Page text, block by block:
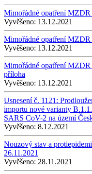
Mimořádné opatření MZDR
Vyvěšeno: 13.12.2021
Mimořádné opatření MZDR
Vyvěšeno: 13.12.2021
Mimořádné opatření MZDR
příloha
Vyvěšeno: 13.12.2021
Usnesení č. 1121:
importu nové varianty
SARS CoV-2 na území
Vyvěšeno: 8.12.2021
Nouzový stav a
26.11.2021
Vyvěšeno: 28.11.2021